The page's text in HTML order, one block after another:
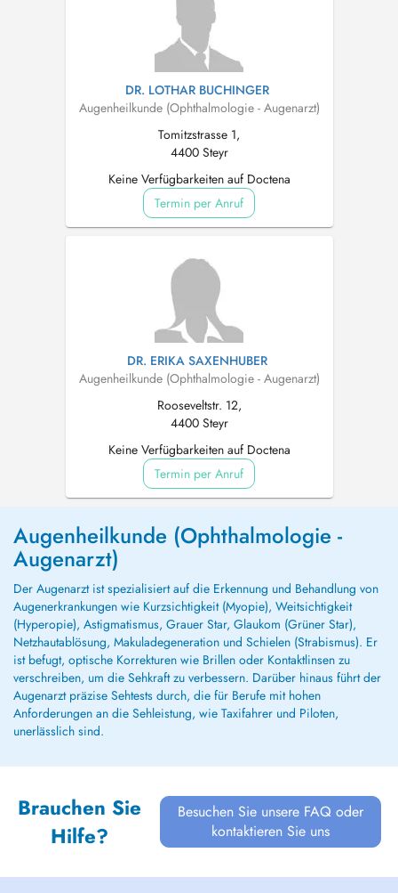
DR. LOTHAR BUCHINGER
Augenheilkunde (Ophthalmologie - Augenarzt)
Tomitzstrasse 1,
4400 Steyr
Keine Verfügbarkeiten auf Doctena
Termin per Anruf
DR. ERIKA SAXENHUBER
Augenheilkunde (Ophthalmologie - Augenarzt)
Rooseveltstr. 12,
4400 Steyr
Keine Verfügbarkeiten auf Doctena
Termin per Anruf
Augenheilkunde (Ophthalmologie -
Augenarzt)
Der Augenarzt ist spezialisiert auf die Erkennung und Behandlung von
Augenerkrankungen wie Kurzsichtigkeit (Myopie), Weitsichtigkeit
(Hyperopie), Astigmatismus, Grauer Star, Glaukom (Grüner Star),
Netzhautablösung, Makuladegeneration und Schielen (Strabismus). Er
ist befugt, optische Korrekturen wie Brillen oder Kontaktlinsen zu
verschreiben, um die Sehkraft zu verbessern. Darüber hinaus führt der
Augenarzt präzise Sehtests durch, die für Berufe mit hohen
Anforderungen an die Sehleistung, wie Taxifahrer und Piloten,
unerlässlich sind.
Brauchen Sie
Hilfe?
Besuchen Sie unsere FAQ oder
kontaktieren Sie uns